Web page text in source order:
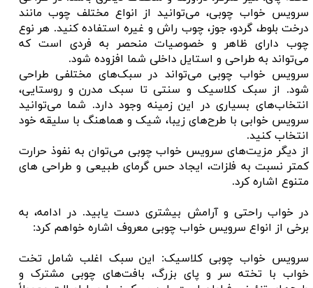
سرویس خواب چوبی، می‌توانید از انواع مختلف چوب مانند
درخت بلوط، گردو، جوز، چوب راش و غیره استفاده کنید. هر نوع
چوب دارای ظاهر و خصوصیات منحصر به فردی است که
می‌تواند به طراحی و استایل داخلی شما افزوده شود.
سرویس خواب چوبی می‌تواند در سبک‌های مختلفی طراحی
شود. از سبک کلاسیک و سنتی تا سبک مدرن و روستایی،
انتخاب‌های بسیاری در این زمینه وجود دارد. شما می‌توانید
سرویس خوابی با طرح‌های زیبا، شیک و هماهنگ با سلیقه خود
انتخاب کنید.
از دیگر مزیت‌های سرویس خواب چوبی می‌توان به نفوذ حرارت
کمتر نسبت به فلزات، ایجاد حس گرمای طبیعی و طراحی های
متنوع اشاره کرد.
در خواب راحتی و آرامش بیشتری دست یابید. در ادامه، به
برخی از انواع سرویس خواب چوبی معروف اشاره خواهم کرد:
سرویس خواب چوبی کلاسیک: این سبک اغلب شامل تخت
خواب با تخته سر و پای بزرگ، بافت‌های چوبی مشترک و